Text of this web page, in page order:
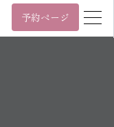
予約ページ